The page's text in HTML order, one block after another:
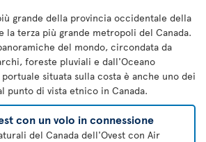
grande della provincia occidentale della
la terza più grande metropoli del Canada.
del mondo, circondata da
foreste pluviali e dall'Oceano
situata sulla costa è anche uno dei
punto di vista etnico in Canada.
con un volo in connessione
del Canada dell'Ovest con Air